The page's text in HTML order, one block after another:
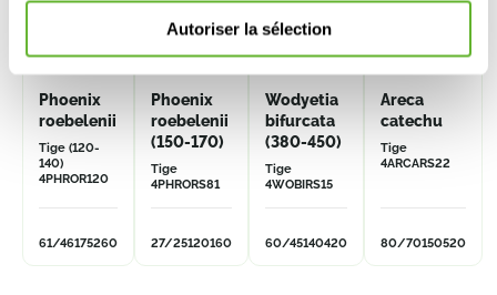
Autoriser la sélection
Phoenix
roebelenii
Tige (120-
140)
4PHROR120
61/46175260
Phoenix
roebelenii
(150-170)
Tige
4PHRORS81
27/25120160
Wodyetia
bifurcata
(380-450)
Tige
4WOBIRS15
60/45140420
Areca
catechu
Tige
4ARCARS22
80/70150520